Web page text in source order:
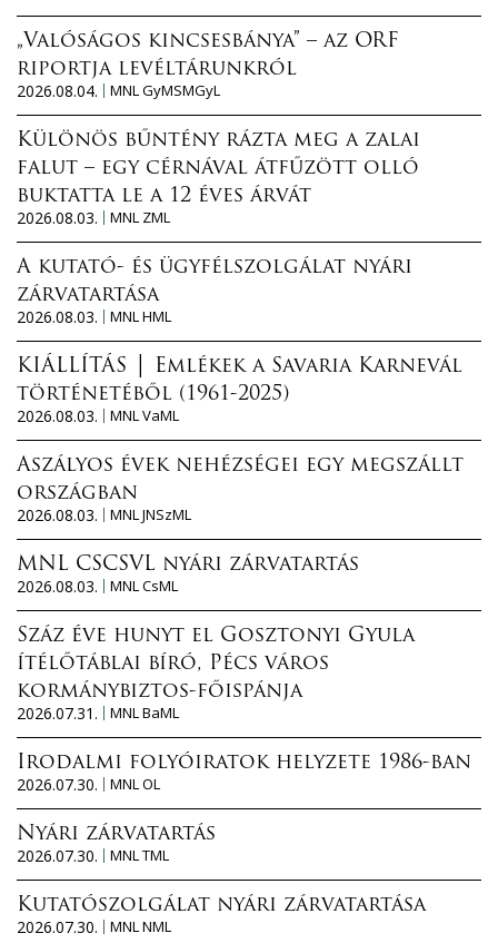
„Valóságos kincsesbánya” – az ORF
riportja levéltárunkról
2026.08.04.
MNL GyMSMGyL
Különös bűntény rázta meg a zalai
falut – egy cérnával átfűzött olló
buktatta le a 12 éves árvát
2026.08.03.
MNL ZML
A kutató- és ügyfélszolgálat nyári
zárvatartása
2026.08.03.
MNL HML
KIÁLLÍTÁS │ Emlékek a Savaria Karnevál
történetéből (1961-2025)
2026.08.03.
MNL VaML
Aszályos évek nehézségei egy megszállt
országban
2026.08.03.
MNL JNSzML
MNL CSCSVL nyári zárvatartás
2026.08.03.
MNL CsML
Száz éve hunyt el Gosztonyi Gyula
ítélőtáblai bíró, Pécs város
kormánybiztos-főispánja
2026.07.31.
MNL BaML
Irodalmi folyóiratok helyzete 1986-ban
2026.07.30.
MNL OL
Nyári zárvatartás
2026.07.30.
MNL TML
Kutatószolgálat nyári zárvatartása
2026.07.30.
MNL NML